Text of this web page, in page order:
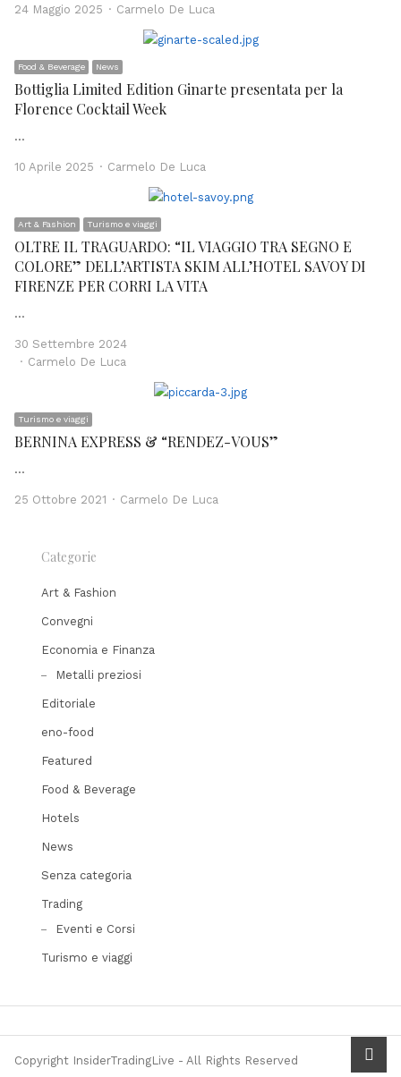
24 Maggio 2025 Author
Carmelo De Luca
Food & Beverage News
Bottiglia Limited Edition Ginarte presentata per la
Florence Cocktail Week
…
10 Aprile 2025 Author
Carmelo De Luca
Art & Fashion Turismo e viaggi
OLTRE IL TRAGUARDO: “IL VIAGGIO TRA SEGNO E
COLORE” DELL’ARTISTA SKIM ALL’HOTEL SAVOY DI
FIRENZE PER CORRI LA VITA
…
30 Settembre 2024
Author
Carmelo De Luca
Turismo e viaggi
BERNINA EXPRESS & “RENDEZ-VOUS”
…
25 Ottobre 2021 Author
Carmelo De Luca
Categorie
Art & Fashion
Convegni
Economia e Finanza
Metalli preziosi
Editoriale
eno-food
Featured
Food & Beverage
Hotels
News
Senza categoria
Trading
Eventi e Corsi
Turismo e viaggi
Copyright InsiderTradingLive - All Rights Reserved